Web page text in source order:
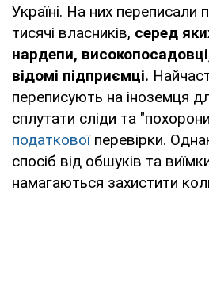
Україні. На них переписали
тисячі власників, серед
нардепи,
відомі підприємці.
переписують на іноземця
сплутати сліди та
податкової перевірки.
спосіб від обшуків та
намагаються захистити